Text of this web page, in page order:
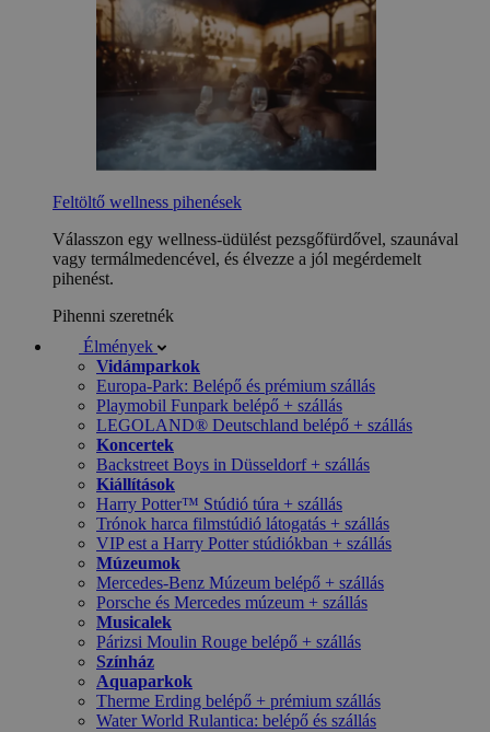
Feltöltő wellness pihenések
Válasszon egy wellness-üdülést pezsgőfürdővel, szaunával
vagy termálmedencével, és élvezze a jól megérdemelt
pihenést.
Pihenni szeretnék
Élmények
Vidámparkok
Europa-Park: Belépő és prémium szállás
Playmobil Funpark belépő + szállás
LEGOLAND® Deutschland belépő + szállás
Koncertek
Backstreet Boys in Düsseldorf + szállás
Kiállítások
Harry Potter™ Stúdió túra + szállás
Trónok harca filmstúdió látogatás + szállás
VIP est a Harry Potter stúdiókban + szállás
Múzeumok
Mercedes-Benz Múzeum belépő + szállás
Porsche és Mercedes múzeum + szállás
Musicalek
Párizsi Moulin Rouge belépő + szállás
Színház
Aquaparkok
Therme Erding belépő + prémium szállás
Water World Rulantica: belépő és szállás